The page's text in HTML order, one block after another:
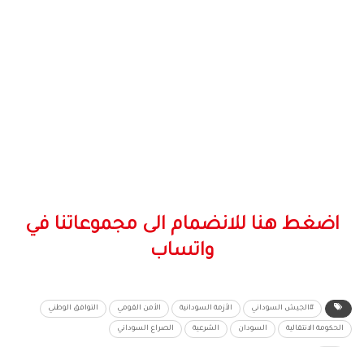
اضغط هنا للانضمام الى مجموعاتنا في
واتساب
#الجيش السوداني الأزمة السودانية الأمن القومي التوافق الوطني
الحكومة الانتقالية السودان الشرعية الصراع السوداني